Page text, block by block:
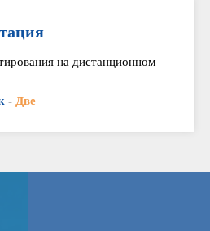
на дистанционном
- Две